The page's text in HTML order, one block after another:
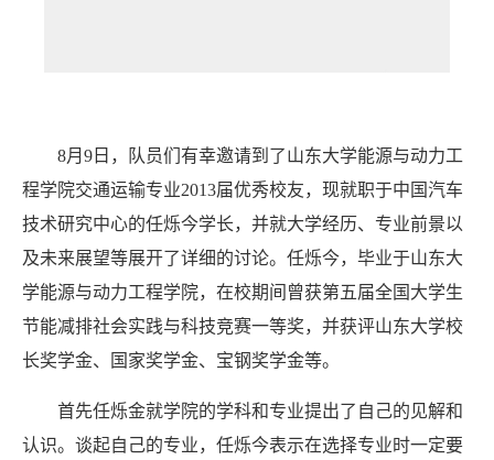
8月9日，队员们有幸邀请到了山东大学能源与动力工
程学院交通运输专业2013届优秀校友，现就职于中国汽车
技术研究中心的任烁今学长，并就大学经历、专业前景以
及未来展望等展开了详细的讨论。任烁今，毕业于山东大
学能源与动力工程学院，在校期间曾获第五届全国大学生
节能减排社会实践与科技竞赛一等奖，并获评山东大学校
长奖学金、国家奖学金、宝钢奖学金等。
首先任烁金就学院的学科和专业提出了自己的见解和
认识。谈起自己的专业，任烁今表示在选择专业时一定要